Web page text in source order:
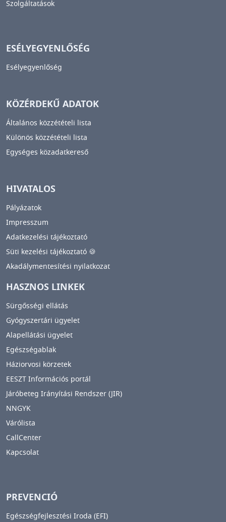
Szolgáltatások
ESÉLYEGYENLŐSÉG
Esélyegyenlőség
KÖZÉRDEKŰ ADATOK
Általános közzétételi lista
Különös közzétételi lista
Egységes közadatkereső
HIVATALOS
Pályázatok
Impresszum
Adatkezelési tájékoztató
Süti kezelési tájékoztató 🍪
Akadálymentesítési nyilatkozat
HASZNOS LINKEK
Sürgősségi ellátás
Gyógyszertári ügyelet
Alapellátási ügyelet
Egészségablak
Háziorvosi körzetek
EESZT Információs portál
Járóbeteg Irányítási Rendszer (JIR)
NNGYK
Várólista
CallCenter
Kapcsolat
PREVENCIÓ
Egészségfejlesztési Iroda (EFI)